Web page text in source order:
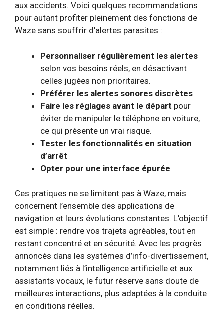
aux accidents. Voici quelques recommandations
pour autant profiter pleinement des fonctions de
Waze sans souffrir d’alertes parasites :
Personnaliser régulièrement les alertes
selon vos besoins réels, en désactivant
celles jugées non prioritaires.
Préférer les alertes sonores discrètes
Faire les réglages avant le départ pour
éviter de manipuler le téléphone en voiture,
ce qui présente un vrai risque.
Tester les fonctionnalités en situation
d’arrêt
Opter pour une interface épurée
Ces pratiques ne se limitent pas à Waze, mais
concernent l’ensemble des applications de
navigation et leurs évolutions constantes. L’objectif
est simple : rendre vos trajets agréables, tout en
restant concentré et en sécurité. Avec les progrès
annoncés dans les systèmes d’info-divertissement,
notamment liés à l’intelligence artificielle et aux
assistants vocaux, le futur réserve sans doute de
meilleures interactions, plus adaptées à la conduite
en conditions réelles.